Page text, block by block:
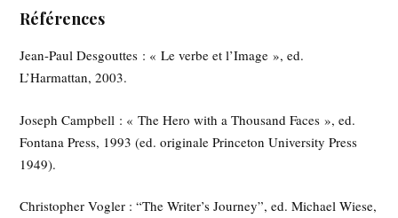
Références
Jean-Paul Desgouttes : « Le verbe et l’Image », ed.
L’Harmattan, 2003.
Joseph Campbell : « The Hero with a Thousand Faces », ed.
Fontana Press, 1993 (ed. originale Princeton University Press
1949).
Christopher Vogler : “The Writer’s Journey”, ed. Michael Wiese,